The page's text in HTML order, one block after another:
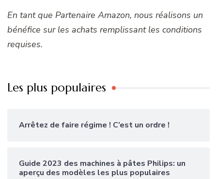
En tant que Partenaire Amazon, nous réalisons un
bénéfice sur les achats remplissant les conditions
requises.
Les plus populaires
Arrêtez de faire régime ! C’est un ordre !
Guide 2023 des machines à pâtes Philips: un
aperçu des modèles les plus populaires